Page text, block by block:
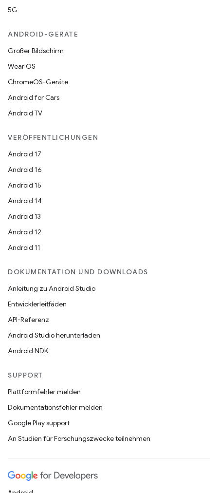
5G
ANDROID-GERÄTE
Großer Bildschirm
Wear OS
ChromeOS-Geräte
Android for Cars
Android TV
VERÖFFENTLICHUNGEN
Android 17
Android 16
Android 15
Android 14
Android 13
Android 12
Android 11
DOKUMENTATION UND DOWNLOADS
Anleitung zu Android Studio
Entwicklerleitfäden
API-Referenz
Android Studio herunterladen
Android NDK
SUPPORT
Plattformfehler melden
Dokumentationsfehler melden
Google Play support
An Studien für Forschungszwecke teilnehmen